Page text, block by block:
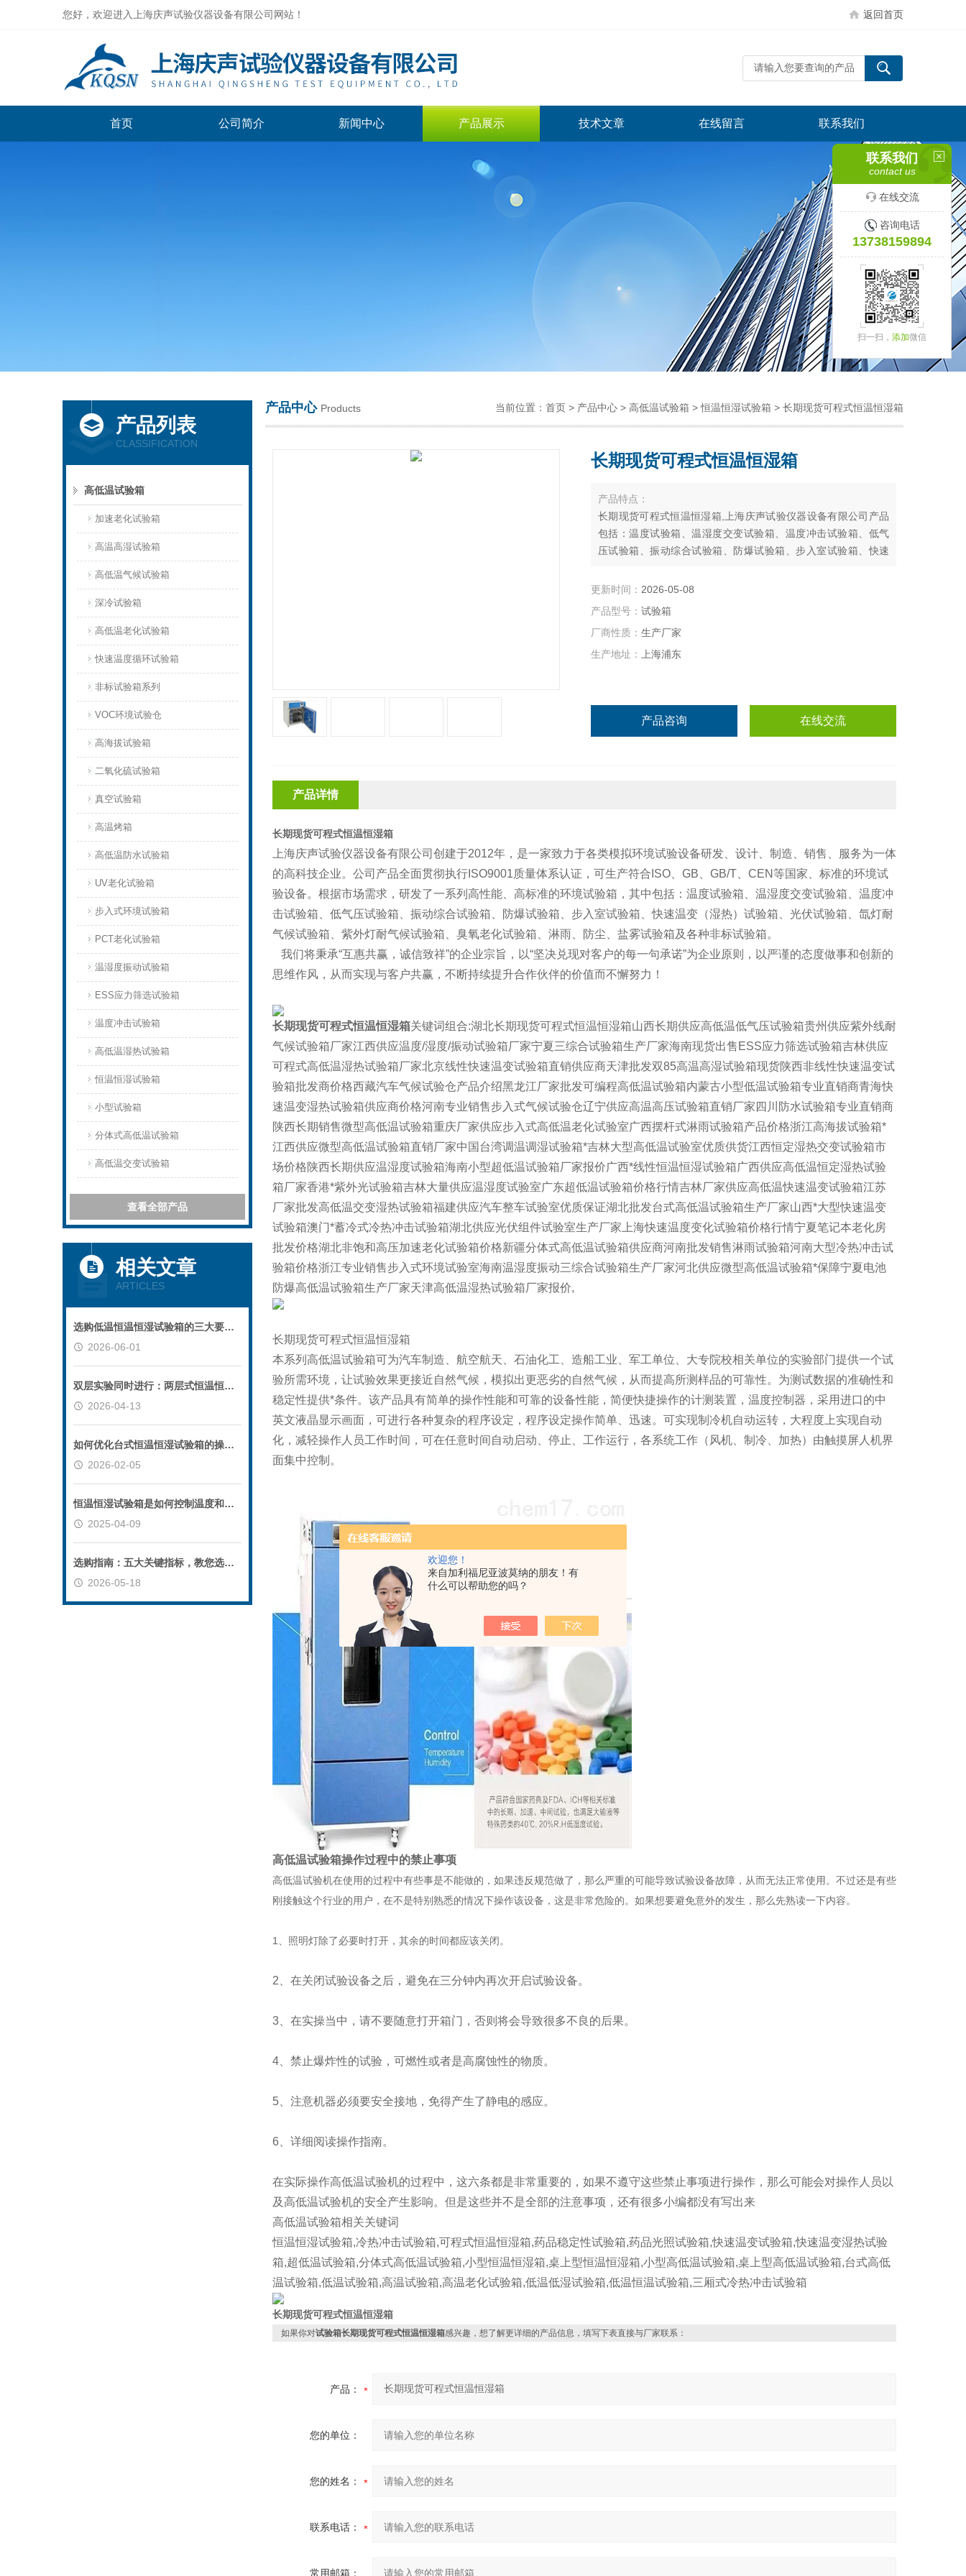
欢迎您！
来自加利福尼亚波莫纳的朋友！有
什么可以帮助您的吗？
您好，欢迎进入上海庆声试验仪器设备有限公司网站！ 返回首页
首页 公司简介 新闻中心 产品展示 技术文章 在线留言 联系我们
产品列表
CLASSIFICATION
高低温试验箱
加速老化试验箱
高温高湿试验箱
高低温气候试验箱
深冷试验箱
高低温老化试验箱
快速温度循环试验箱
非标试验箱系列
VOC环境试验仓
高海拔试验箱
二氧化硫试验箱
真空试验箱
高温烤箱
高低温防水试验箱
UV老化试验箱
步入式环境试验箱
PCT老化试验箱
温湿度振动试验箱
ESS应力筛选试验箱
温度冲击试验箱
高低温湿热试验箱
恒温恒湿试验箱
小型试验箱
分体式高低温试验箱
高低温交变试验箱
查看全部产品
相关文章
ARTICLES
选购低温恒温恒湿试验箱的三大要点：低温、控湿能力与稳定性
2026-06-01
双层实验同时进行：两层式恒温恒湿试验箱优势
2026-04-13
如何优化台式恒温恒湿试验箱的操作流程以提升效率？
2026-02-05
恒温恒湿试验箱是如何控制温度和湿度调节的？
2025-04-09
选购指南：五大关键指标，教您选对桌上型恒温恒湿试验箱
2026-05-18
产品中心 Products 当前位置： 首页 > 产品中心 > 高低温试验箱 >恒温恒湿试验箱 > 长期现货可程式恒温恒湿箱
长期现货可程式恒温恒湿箱
产品特点：
长期现货可程式恒温恒湿箱,上海庆声试验仪器设备有限公司产品
包括：温度试验箱、温湿度交变试验箱、温度冲击试验箱、低气
压试验箱、振动综合试验箱、防爆试验箱、步入室试验箱、快速
耐气候试验箱、臭氧老化试验箱、淋雨、防尘、盐雾试验箱及各
更新时间： 2026-05-08
产品型号： 试验箱
厂商性质： 生产厂家
生产地址：
上海浦东
产品咨询 在线交流
产品详情
长期现货可程式恒温恒湿箱
上海庆声试验仪器设备有限公司创建于2012年，是一家致力于各类模拟环境试验设备研发、设计、制造、销售、服务为一体
的高科技企业。公司产品全面贯彻执行ISO9001质量体系认证，可生产符合ISO、GB、GB/T、CEN等国家、标准的环境试
验设备。根据市场需求，研发了一系列高性能、高标准的环境试验箱，其中包括：温度试验箱、温湿度交变试验箱、温度冲
击试验箱、低气压试验箱、振动综合试验箱、防爆试验箱、步入室试验箱、快速温变（湿热）试验箱、光伏试验箱、氙灯耐
气候试验箱、紫外灯耐气候试验箱、臭氧老化试验箱、淋雨、防尘、盐雾试验箱及各种非标试验箱。
我们将秉承“互惠共赢，诚信致祥”的企业宗旨，以“坚决兑现对客户的每一句承诺”为企业原则，以严谨的态度做事和创新的
思维作风，从而实现与客户共赢，不断持续提升合作伙伴的价值而不懈努力！
长期现货可程式恒温恒湿箱关键词组合:湖北长期现货可程式恒温恒湿箱山西长期供应高低温低气压试验箱贵州供应紫外线耐
气候试验箱厂家江西供应温度/湿度/振动试验箱厂家宁夏三综合试验箱生产厂家海南现货出售ESS应力筛选试验箱吉林供应
可程式高低温湿热试验箱厂家北京线性快速温变试验箱直销供应商天津批发双85高温高湿试验箱现货陕西非线性快速温变试
验箱批发商价格西藏汽车气候试验仓产品介绍黑龙江厂家批发可编程高低温试验箱内蒙古小型低温试验箱专业直销商青海快
速温变湿热试验箱供应商价格河南专业销售步入式气候试验仓辽宁供应高温高压试验箱直销厂家四川防水试验箱专业直销商
陕西长期销售微型高低温试验箱重庆厂家供应步入式高低温老化试验室广西摆杆式淋雨试验箱产品价格浙江高海拔试验箱*
江西供应微型高低温试验箱直销厂家中国台湾调温调湿试验箱*吉林大型高低温试验室优质供货江西恒定湿热交变试验箱市
场价格陕西长期供应温湿度试验箱海南小型超低温试验箱厂家报价广西*线性恒温恒湿试验箱广西供应高低温恒定湿热试验
箱厂家香港*紫外光试验箱吉林大量供应温湿度试验室广东超低温试验箱价格行情吉林厂家供应高低温快速温变试验箱江苏
厂家批发高低温交变湿热试验箱福建供应汽车整车试验室优质保证湖北批发台式高低温试验箱生产厂家山西*大型快速温变
试验箱澳门*蓄冷式冷热冲击试验箱湖北供应光伏组件试验室生产厂家上海快速温度变化试验箱价格行情宁夏笔记本老化房
批发价格湖北非饱和高压加速老化试验箱价格新疆分体式高低温试验箱供应商河南批发销售淋雨试验箱河南大型冷热冲击试
验箱价格浙江专业销售步入式环境试验室海南温湿度振动三综合试验箱生产厂家河北供应微型高低温试验箱*保障宁夏电池
防爆高低温试验箱生产厂家天津高低温湿热试验箱厂家报价,
长期现货可程式恒温恒湿箱
本系列高低温试验箱可为汽车制造、航空航天、石油化工、造船工业、军工单位、大专院校相关单位的实验部门提供一个试
验所需环境，让试验效果更接近自然气候，模拟出更恶劣的自然气候，从而提高所测样品的可靠性。为测试数据的准确性和
稳定性提供*条件。该产品具有简单的操作性能和可靠的设备性能，简便快捷操作的计测装置，温度控制器，采用进口的中
英文液晶显示画面，可进行各种复杂的程序设定，程序设定操作简单、迅速。可实现制冷机自动运转，大程度上实现自动
化，减轻操作人员工作时间，可在任意时间自动启动、停止、工作运行，各系统工作（风机、制冷、加热）由触摸屏人机界
面集中控制。
高低温试验箱操作过程中的禁止事项
高低温试验机在使用的过程中有些事是不能做的，如果违反规范做了，那么严重的可能导致试验设备故障，从而无法正常使用。不过还是有些
刚接触这个行业的用户，在不是特别熟悉的情况下操作该设备，这是非常危险的。如果想要避免意外的发生，那么先熟读一下内容。
1、照明灯除了必要时打开，其余的时间都应该关闭。
2、在关闭试验设备之后，避免在三分钟内再次开启试验设备。
3、在实操当中，请不要随意打开箱门，否则将会导致很多不良的后果。
4、禁止爆炸性的试验，可燃性或者是高腐蚀性的物质。
5、注意机器必须要安全接地，免得产生了静电的感应。
6、详细阅读操作指南。
在实际操作高低温试验机的过程中，这六条都是非常重要的，如果不遵守这些禁止事项进行操作，那么可能会对操作人员以
及高低温试验机的安全产生影响。但是这些并不是全部的注意事项，还有很多小编都没有写出来
高低温试验箱相关关键词
恒温恒湿试验箱,冷热冲击试验箱,可程式恒温恒湿箱,药品稳定性试验箱,药品光照试验箱,快速温变试验箱,快速温变湿热试验
箱,超低温试验箱,分体式高低温试验箱,小型恒温恒湿箱,桌上型恒温恒湿箱,小型高低温试验箱,桌上型高低温试验箱,台式高低
温试验箱,低温试验箱,高温试验箱,高温老化试验箱,低温低湿试验箱,低温恒温试验箱,三厢式冷热冲击试验箱
长期现货可程式恒温恒湿箱
如果你对试验箱长期现货可程式恒温恒湿箱感兴趣，想了解更详细的产品信息，填写下表直接与厂家联系：
产品：
您的单位：
您的姓名：
联系电话：
常用邮箱：
联系我们
contact us
在线交流
咨询电话
13738159894
扫一扫， 添加微信